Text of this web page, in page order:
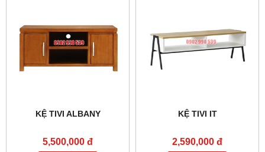
KỆ TIVI ALBANY
5,500,000 đ
KỆ TIVI IT
2,590,000 đ